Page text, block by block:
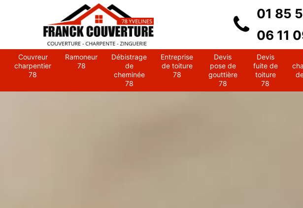
01 85
06 11
Couvreur
charpentier
78
Ramoneur
78
Débistrage
de
cheminée
78
Entreprise
de toiture
78
Devis
pose de
gouttière
78
Devis
fuite de
toiture
78